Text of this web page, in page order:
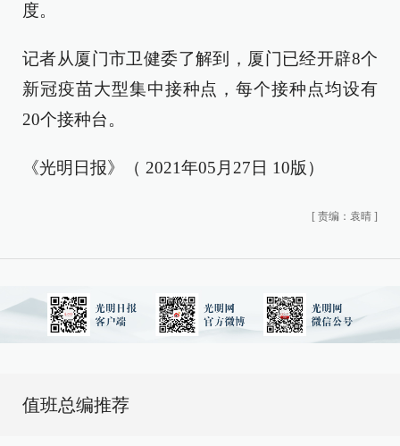
度。
记者从厦门市卫健委了解到，厦门已经开辟8个
新冠疫苗大型集中接种点，每个接种点均设有
20个接种台。
《光明日报》（ 2021年05月27日 10版）
[ 责编：袁晴 ]
值班总编推荐